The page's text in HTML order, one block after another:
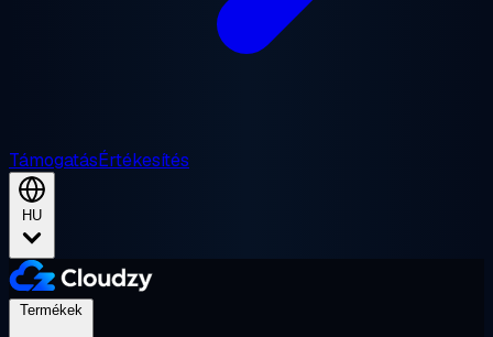
TámogatásÉrtékesítés
HU